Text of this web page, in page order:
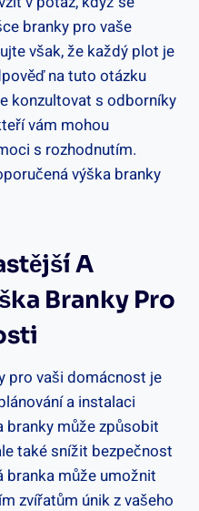
branky pro vaše
však,⁣ že každý plot je⁣
na‍ tuto otázku
konzultovat s odborníky
vám mohou
s rozhodnutím.
A
Branky⁣ Pro
pro vaši domácnost je
a instalaci
branky ⁣může způsobit
také snížit bezpečnost
branka může ‍umožnit
⁤zvířatům‍ únik z vašeho